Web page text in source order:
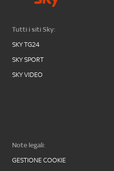
Tutti i siti Sky:
SKY TG24
SKY SPORT
SKY VIDEO
Note legali:
GESTIONE COOKIE